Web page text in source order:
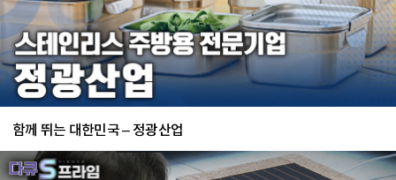
함께 뛰는 대한민국 – 정광산업